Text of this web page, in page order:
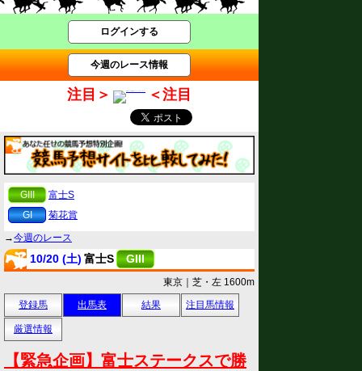
ログインする
今週のレース情報
注目＞ ＜注目
GIII
富士S
GI
菊花賞
→今週のレース
10/20 (土) 富士S GIII
東京｜芝・左 1600m
登録馬
出馬表 結果 注目馬情報
厳選情報
【緊急企画】富士ステークスで勝